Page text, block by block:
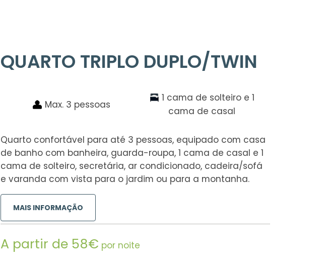
QUARTO TRIPLO DUPLO/TWIN
Max. 3 pessoas
1 cama de solteiro e 1
cama de casal
Quarto confortável para até 3 pessoas, equipado com casa
de banho com banheira, guarda-roupa, 1 cama de casal e 1
cama de solteiro, secretária, ar condicionado, cadeira/sofá
e varanda com vista para o jardim ou para a montanha.
MAIS INFORMAÇÃO
A partir de 58€ por noite